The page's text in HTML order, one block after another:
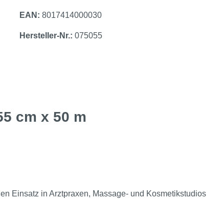
EAN:8017414000030
Hersteller-Nr.:075055
cm x 50 m
Einsatz in Arztpraxen, Massage- und Kosmetikstudios